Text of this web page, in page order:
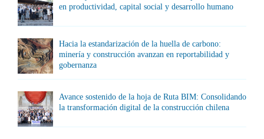
en productividad, capital social y desarrollo humano
Hacia la estandarización de la huella de carbono:
minería y construcción avanzan en reportabilidad y
gobernanza
Avance sostenido de la hoja de Ruta BIM: Consolidando
la transformación digital de la construcción chilena